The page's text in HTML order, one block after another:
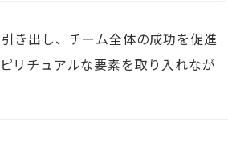
き出し、チーム全体の成功を促進
リチュアルな要素を取り入れなが